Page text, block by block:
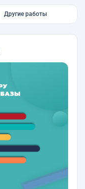
Другие работы